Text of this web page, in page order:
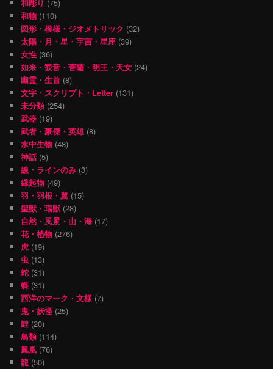
和彫り (75)
和物 (110)
図形・模様・ジオメトリック (32)
太陽・月・星・宇宙・星座 (39)
女性 (36)
如来・観音・菩薩・明王・天女 (24)
幽霊・生首 (8)
文字・スクリプト・Letter (131)
未分類(254)
武器 (19)
武者・豪傑・英雄(8)
水中生物 (48)
神話 (5)
線・ラインのみ (3)
縁起物 (49)
羽・羽根・翼 (15)
聖獣・瑞獣 (28)
自然・風景・山・海 (17)
花・植物 (276)
虎 (19)
虫 (13)
蛇 (31)
蝶 (31)
西洋のマーク・文様 (7)
鬼・妖怪 (25)
鯉 (20)
鳥類(114)
鳳凰 (76)
龍 (50)